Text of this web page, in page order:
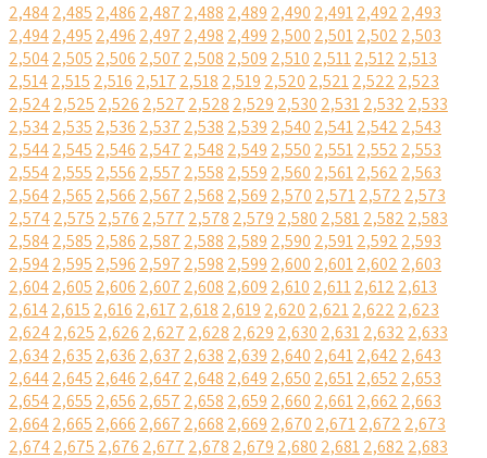
2,4842,485 2,486 2,487 2,488 2,489 2,490 2,4912,492 2,493
2,4942,495 2,496 2,497 2,498 2,499 2,500 2,5012,502 2,503
2,5042,505 2,506 2,507 2,508 2,509 2,510 2,5112,512 2,513
2,5142,515 2,516 2,517 2,518 2,519 2,520 2,5212,522 2,523
2,5242,525 2,526 2,527 2,528 2,529 2,530 2,5312,532 2,533
2,5342,535 2,536 2,537 2,538 2,539 2,540 2,5412,542 2,543
2,5442,545 2,546 2,547 2,548 2,549 2,550 2,5512,552 2,553
2,5542,555 2,556 2,557 2,558 2,559 2,560 2,5612,562 2,563
2,5642,565 2,566 2,567 2,568 2,569 2,570 2,5712,572 2,573
2,5742,575 2,576 2,577 2,578 2,579 2,580 2,5812,582 2,583
2,5842,585 2,586 2,587 2,588 2,589 2,590 2,5912,592 2,593
2,5942,595 2,596 2,597 2,598 2,599 2,600 2,6012,602 2,603
2,6042,605 2,606 2,607 2,608 2,609 2,610 2,6112,612 2,613
2,6142,615 2,616 2,617 2,618 2,619 2,620 2,6212,622 2,623
2,6242,625 2,626 2,627 2,628 2,629 2,630 2,6312,632 2,633
2,6342,635 2,636 2,637 2,638 2,639 2,640 2,6412,642 2,643
2,6442,645 2,646 2,647 2,648 2,649 2,650 2,6512,652 2,653
2,6542,655 2,656 2,657 2,658 2,659 2,660 2,6612,662 2,663
2,6642,665 2,666 2,667 2,668 2,669 2,670 2,6712,672 2,673
2,6742,675 2,676 2,677 2,678 2,679 2,680 2,6812,682 2,683